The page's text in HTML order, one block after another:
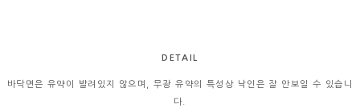
DETAIL
바닥면은 유약이 발려있지 않으며, 무광 유약의 특성상 낙인은 잘 안보일 수 있습니
다.